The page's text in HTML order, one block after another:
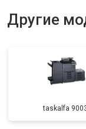
Другие
taskalfa